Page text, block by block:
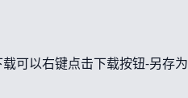
可以右键点击下载按钮-另存为